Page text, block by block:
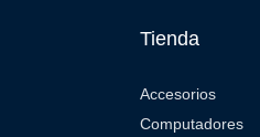
Tienda
Accesorios
Computadores